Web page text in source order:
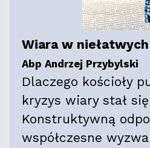
Wiara w
Abp Andrzej Przybylski
Dlaczego kościoły
kryzys wiary stał
Konstruktywną
współczesne